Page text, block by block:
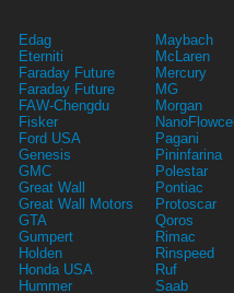
Edag
Eterniti
Faraday Future
Faraday Future
FAW-Chengdu
Fisker
Ford USA
Genesis
GMC
Great Wall
Great Wall Motors
GTA
Gumpert
Holden
Honda USA
Hummer
Maybach
McLaren
Mercury
MG
Morgan
NanoFlowcell
Pagani
Pininfarina
Polestar
Pontiac
Protoscar
Qoros
Rimac
Rinspeed
Ruf
Saab